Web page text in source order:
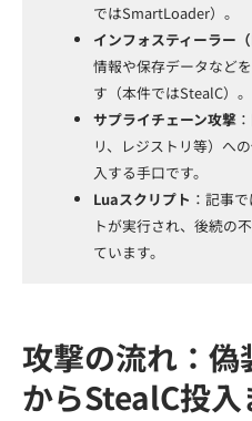
ではSmartLoader）。
インフォスティーラー
情報や保存データなど
す（本件ではStealC）。
サプライチェーン攻撃
リ、レジストリ等）へ
入する手口です。
Luaスクリプト ：記事
トが実行され、後続の
ています。
攻撃の流れ：偽
からStealC投入